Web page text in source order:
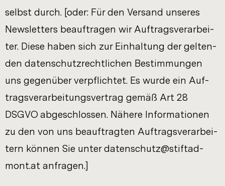
selbst durch. [oder: Für den Ver­sand un­se­res
News­let­ters be­auf­tra­gen wir Auf­trags­ver­ar­bei­
ter. Diese haben sich zur Ein­hal­tung der gel­ten­
den da­ten­schutz­recht­li­chen Be­stim­mun­gen
uns ge­gen­über ver­pflich­tet. Es wurde ein Auf­
trags­ver­ar­bei­tungs­ver­trag gemäß Art 28
DSGVO ab­ge­schlos­sen. Nä­he­re In­for­ma­tio­nen
zu den von uns be­auf­trag­ten Auf­trags­ver­ar­bei­
tern kön­nen Sie unter da­ten­schutz@stift­ad­
mont.at an­fra­gen.]